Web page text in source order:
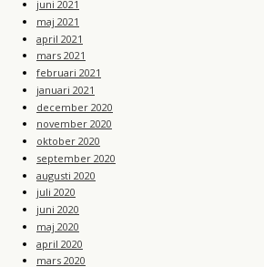
juni 2021
maj 2021
april 2021
mars 2021
februari 2021
januari 2021
december 2020
november 2020
oktober 2020
september 2020
augusti 2020
juli 2020
juni 2020
maj 2020
april 2020
mars 2020